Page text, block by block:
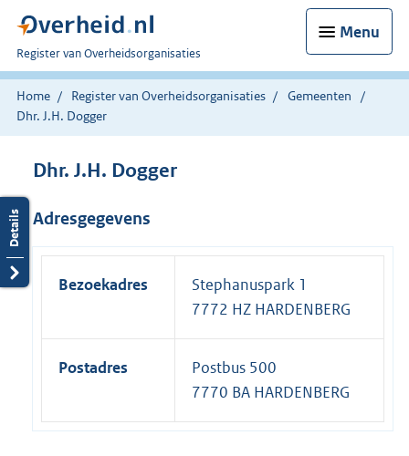
Menu
U
bent
nu
hier:
Register van Overheidsorganisaties
Home Register van Overheidsorganisaties
Gemeenten
Dhr. J.H. Dogger
Dhr. J.H. Dogger
Adresgegevens
Bezoekadres
Stephanuspark 1
7772 HZ HARDENBERG
Postadres
Postbus 500
7770 BA HARDENBERG